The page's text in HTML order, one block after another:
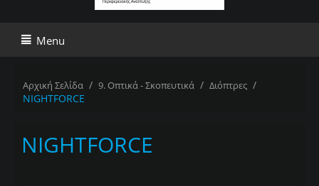
Menu
Αρχική Σελίδα / 9. Οπτικά - Σκοπευτικά / Διόπτρες /
NIGHTFORCE
NIGHTFORCE